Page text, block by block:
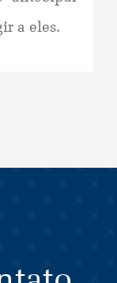
a eles.